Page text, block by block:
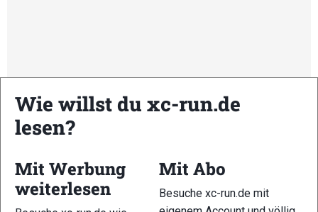
Kommende Veranstaltungen
Wie willst du xc-run.de
lesen?
Mit Werbung
weiterlesen
Mit Abo
Besuche xc-run.de mit